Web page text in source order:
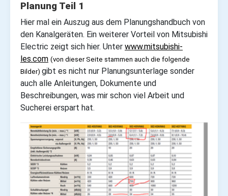
Planung Teil 1
Hier mal ein Auszug aus dem Planungshandbuch von
den Kanalgeräten. Ein weiterer Vorteil von Mitsubishi
Electric zeigt sich hier. Unter www.mitsubishi-
les.com (von dieser Seite stammen auch die folgende
Bilder) gibt es nicht nur Planungsunterlage sonder
auch alle Anleitungen, Dokumente und
Beschreibungen, was mir schon viel Arbeit und
Sucherei erspart hat.